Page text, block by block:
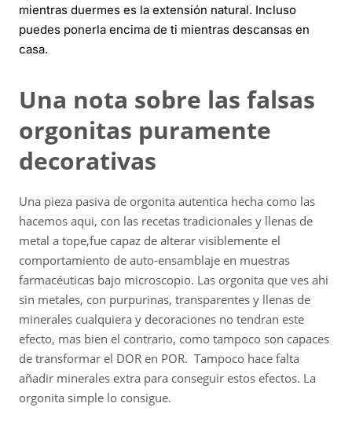
mientras duermes es la extensión natural. Incluso
puedes ponerla encima de ti mientras descansas en
casa.
Una nota sobre las falsas
orgonitas puramente
decorativas
Una pieza pasiva de orgonita autentica hecha como las
hacemos aqui, con las recetas tradicionales y llenas de
metal a tope,fue capaz de alterar visiblemente el
comportamiento de auto-ensamblaje en muestras
farmacéuticas bajo microscopio. Las orgonita que ves ahi
sin metales, con purpurinas, transparentes y llenas de
minerales cualquiera y decoraciones no tendran este
efecto, mas bien el contrario, como tampoco son capaces
de transformar el DOR en POR. Tampoco hace falta
añadir minerales extra para conseguir estos efectos. La
orgonita simple lo consigue.